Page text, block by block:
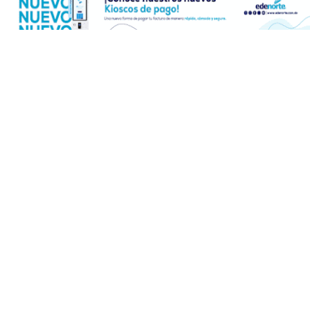
Medallista olímpica Marileidy Paulino conquista oro en